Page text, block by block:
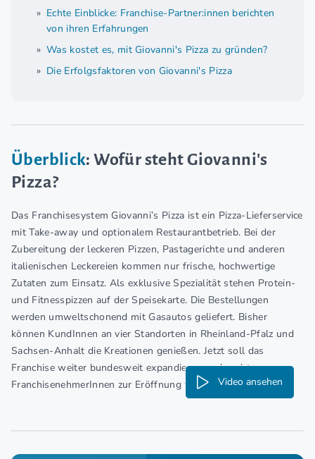
Echte Einblicke: Franchise-Partner:innen berichten
von ihren Erfahrungen
Was kostet es, mit Giovanni's Pizza zu gründen?
Die Erfolgsfaktoren von Giovanni's Pizza
Überblick: Wofür steht Giovanni's
Pizza?
Das Franchisesystem Giovanni’s Pizza ist ein Pizza-Lieferservice
mit Take-away und optionalem Restaurantbetrieb. Bei der
Zubereitung der leckeren Pizzen, Pastagerichte und anderen
italienischen Leckereien kommen nur frische, hochwertige
Zutaten zum Einsatz. Als exklusive Spezialität stehen Protein-
und Fitnesspizzen auf der Speisekarte. Die Bestellungen
werden umweltschonend mit Gasautos geliefert. Bisher
können KundInnen an vier Standorten in Rheinland-Pfalz und
Sachsen-Anhalt die Kreationen genießen. Jetzt soll das
Franchise weiter bundesweit expandieren und sucht
FranchisenehmerInnen zur Eröffnung weiterer Betriebe.
Video ansehen